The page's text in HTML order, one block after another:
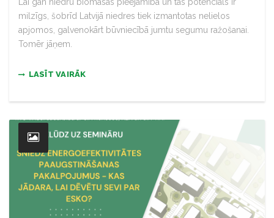
milzīgs, šobrīd Latvijā niedres tiek izmantotas nelielos
apjomos, galvenokārt būvniecībā jumtu segumu ražošanai.
Tomēr jāņem.
LASĪT VAIRĀK